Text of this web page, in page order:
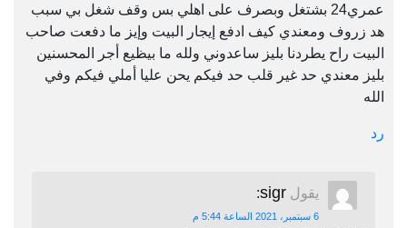
عمري24 بشتغل وبصرف على اهلي بس وقف شغل بي سبب
هد زروف ومعندي كيف ادفع إيجار البيت وإيز ما دفعت صاحب
البيت راح يطردنا بليز ساعدوني ولله ما بيظيع أجر المحسنين
بليز معندي حد غير قلب حد فيكم يحن عليا أملي فيكم وفي
الله
رد
يقول sigr
:
6 سبتمبر، 2021 الساعة 5:44 م